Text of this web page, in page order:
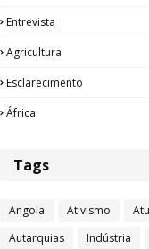
Entrevista
Agricultura
Esclarecimento
África
Tags
Angola Ativismo
Autarquias
Indústria